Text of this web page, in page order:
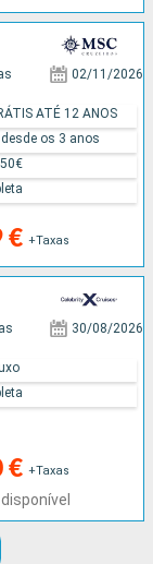
02/11/2026
€ +Taxas
ATÉ 12 ANOS
os 3 anos
30/08/2026
€ +Taxas